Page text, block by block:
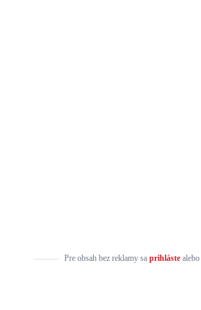
Pre obsah bez reklamy sa prihlástealebo